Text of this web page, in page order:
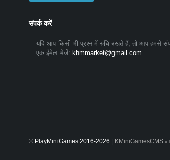
संपर्क करें
यदि आप किसी भी प्रश्न में रुचि रखते हैं, तो आप हमसे
एक ईमेल भेजें: khmmarket@gmail.com
© PlayMiniGames 2016-2026 | KMiniGamesCMS